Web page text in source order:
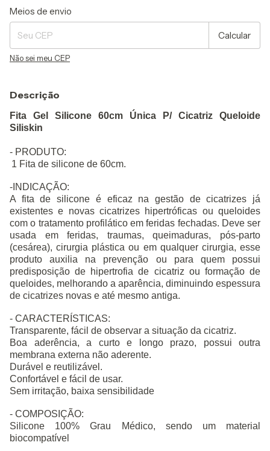
Entregas para o CEP:
Meios de envio
Calcular
Não sei meu CEP
Descrição
Fita Gel Silicone 60cm Única P/ Cicatriz Queloide
Siliskin
- PRODUTO:
1 Fita de silicone de 60cm.
-INDICAÇÃO:
A fita de silicone é eficaz na gestão de cicatrizes já
existentes e novas cicatrizes hipertróficas ou queloides
com o tratamento profilático em feridas fechadas. Deve ser
usada em feridas, traumas, queimaduras, pós-parto
(cesárea), cirurgia plástica ou em qualquer cirurgia, esse
produto auxilia na prevenção ou para quem possui
predisposição de hipertrofia de cicatriz ou formação de
queloides, melhorando a aparência, diminuindo espessura
de cicatrizes novas e até mesmo antiga.
- CARACTERÍSTICAS:
Transparente, fácil de observar a situação da cicatriz.
Boa aderência, a curto e longo prazo, possui outra
membrana externa não aderente.
Durável e reutilizável.
Confortável e fácil de usar.
Sem irritação, baixa sensibilidade
- COMPOSIÇÃO:
Silicone 100% Grau Médico, sendo um material
biocompatível